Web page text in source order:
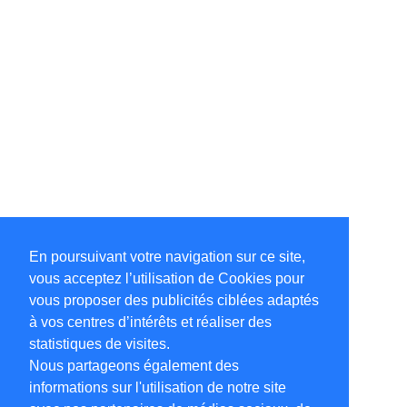
En poursuivant votre navigation sur ce site,
vous acceptez l’utilisation de Cookies pour
vous proposer des publicités ciblées adaptés
à vos centres d’intérêts et réaliser des
statistiques de visites.
Nous partageons également des
informations sur l'utilisation de notre site